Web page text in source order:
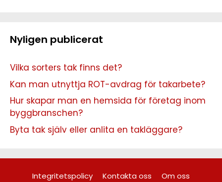
Nyligen publicerat
Vilka sorters tak finns det?
Kan man utnyttja ROT-avdrag för takarbete?
Hur skapar man en hemsida för företag inom
byggbranschen?
Byta tak själv eller anlita en takläggare?
Integritetspolicy Kontakta oss Om oss